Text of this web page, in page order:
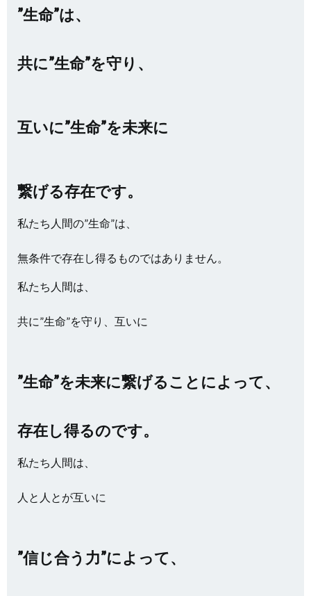
”生命”は、
共に”生命”を守り、
互いに”生命”を未来に
繋げる存在です。
私たち人間の”生命”は、
無条件で存在し得るものではありません。
私たち人間は、
共に”生命”を守り、互いに
”生命”を未来に繋げることによって、
存在し得るのです。
私たち人間は、
人と人とが互いに
”信じ合う力”によって、